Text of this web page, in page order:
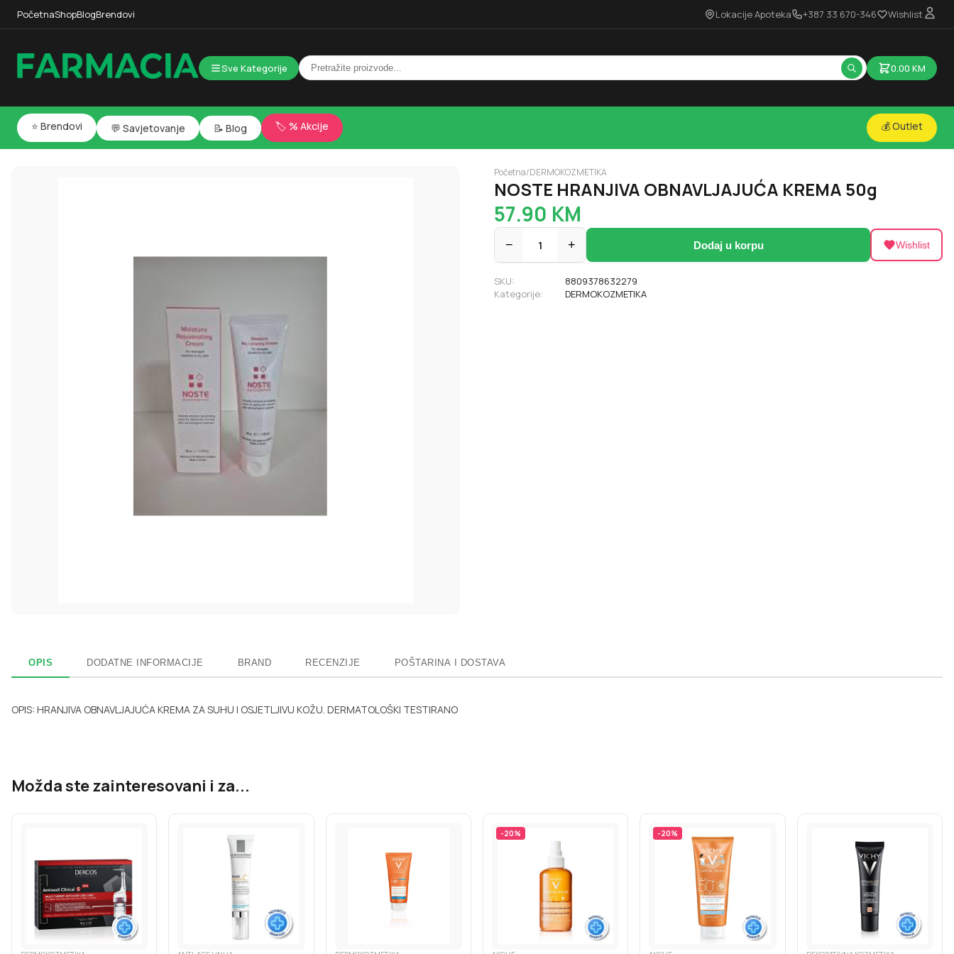
PočetnaShopBlogBrendovi Lokacije Apoteka +387 33 670-346 Wishlist
Sve Kategorije 0.00 KM
⭐ Brendovi 💬 Savjetovanje 📝 Blog 🏷️ % Akcije 💰 Outlet
Početna/DERMOKOZMETIKA
NOSTE HRANJIVA OBNAVLJAJUĆA KREMA 50g
57.90 KM
− 1 + Dodaj u korpu Wishlist
SKU:
8809378632279
Kategorije:
DERMOKOZMETIKA
OPIS DODATNE INFORMACIJE BRAND RECENZIJE POŠTARINA I DOSTAVA
OPIS: HRANJIVA OBNAVLJAJUĆA KREMA ZA SUHU I OSJETLJIVU KOŽU. DERMATOLOŠKI TESTIRANO
Možda ste zainteresovani i za...
-20% -20%